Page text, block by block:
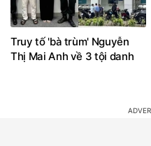
Truy tố 'bà trùm' Nguyễn
Thị Mai Anh về 3 tội danh